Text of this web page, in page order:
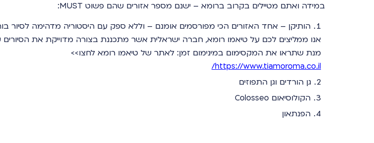
במידה ואתם מטיילים בקרוב ברומא – ישנם מספר אזורים שהם פשוט MUST:
הותיקן – אחד האזורים הכי מפורסמים אומנם – וללא ספק עם היסטוריה מדהימה לסיור
אנו ממליצים לכם על טיאמו רומא, חברה ישראלית אשר מתכננת בצורה מדוייקת את הסיורים
מנת שתראו את המקסימום במינימום זמן: לאתר של טיאמו רומא לחצו>>
https://www.tiamoroma.co.il/
גן הורדים וגן התפוזים
הקולוסיאום Colosseo
הפנתאון